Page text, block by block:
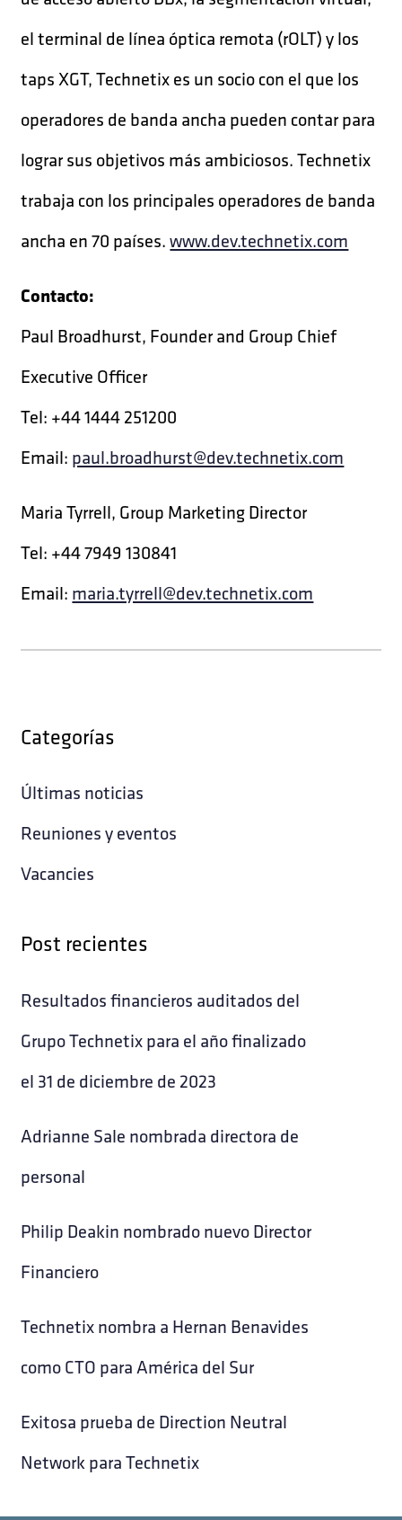
Categorías
Últimas noticias
Reuniones y eventos
Vacancies
Post recientes
Resultados financieros auditados del
Grupo Technetix para el año finalizado
el 31 de diciembre de 2023
Adrianne Sale nombrada directora de
personal
Philip Deakin nombrado nuevo Director
Financiero
Technetix nombra a Hernan Benavides
como CTO para América del Sur
Exitosa prueba de Direction Neutral
Network para Technetix
el terminal de línea óptica remota (rOLT) y los
taps XGT, Technetix es un socio con el que los
operadores de banda ancha pueden contar para
lograr sus objetivos más ambiciosos. Technetix
trabaja con los principales operadores de banda
ancha en 70 países.www.dev.technetix.com
Contacto:
Paul Broadhurst, Founder and Group Chief
Executive Officer
Tel: +44 1444 251200
Email: paul.broadhurst@dev.technetix.com
Maria Tyrrell, Group Marketing Director
Tel: +44 7949 130841
Email: maria.tyrrell@dev.technetix.com